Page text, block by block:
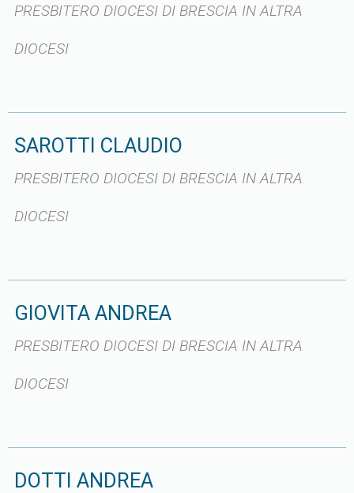
PRESBITERO DIOCESI DI BRESCIA IN ALTRA
DIOCESI
SAROTTI CLAUDIO
PRESBITERO DIOCESI DI BRESCIA IN ALTRA
DIOCESI
GIOVITA ANDREA
PRESBITERO DIOCESI DI BRESCIA IN ALTRA
DIOCESI
DOTTI ANDREA